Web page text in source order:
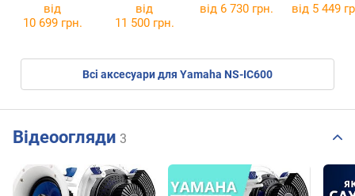
від
10 699 грн.
від
11 500 грн.
від 6 730 грн. від 5 449
Всі аксесуари для Yamaha NS-IC600
Відеоогляди 3